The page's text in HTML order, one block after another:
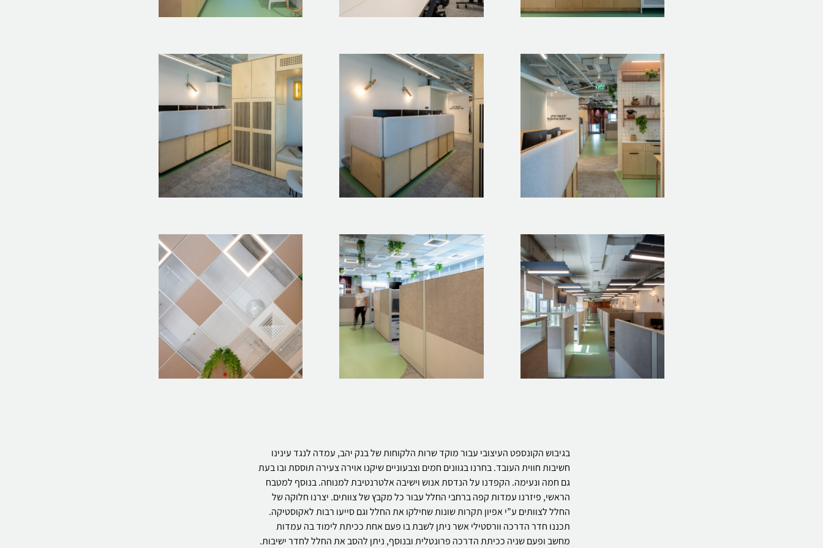
בגיבוש הקונספט העיצובי עבור מוקד שרות הלקוחות של בנק יהב, עמדה לנגד עינינו
חשיבות חווית העובד. בחרנו בגוונים חמים וצבעוניים שיקנו אוירה צעירה תוססת ובו בעת
גם חמה ונעימה. הקפדנו על הנדסת אנוש וישיבה אלטרנטיבת למנוחה. בנוסף למטבח
הראשי, פיזרנו עמדות קפה ברחבי החלל עבור כל מקבץ של צוותים. יצרנו חלוקה של
החלל לצוותים ע”י אפיון תקרות שונות שחילקו את החלל וגם סייעו רבות לאקוסטיקה.
תכננו חדר הדרכה וורסטילי אשר ניתן לשבת בו פעם אחת ככיתת לימוד בה עמדות
מחשב ופעם שניה ככיתת הדרכה פרונטלית ובנוסף, ניתן להסב את החלל לחדר ישיבות.